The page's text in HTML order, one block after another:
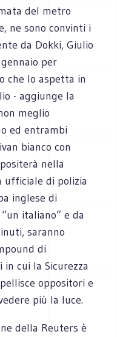
del metro
ne sono convinti i
da Dokki, Giulio
per
che lo aspetta in
- aggiunge la
meglio
ed entrambi
bianco con
nella
ufficiale di polizia
inglese di
italiano” e da
saranno
di
cui la Sicurezza
oppositori e
più la luce.
della Reuters è